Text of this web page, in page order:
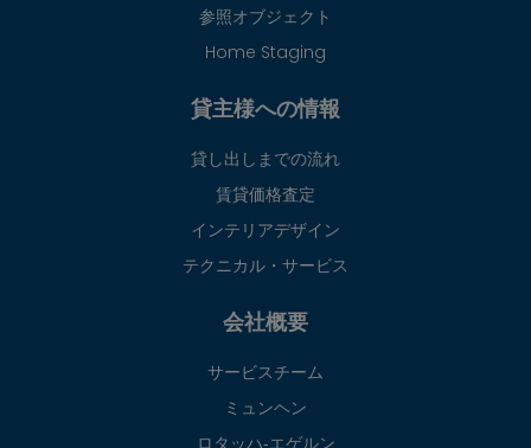
参照オブジェクト
Home Staging
貸主様への情報
貸し出しまでの流れ
賃貸価格査定
インテリアデザイン
テクニカル・サービス
会社概要
サービスチーム
ミュンヘン